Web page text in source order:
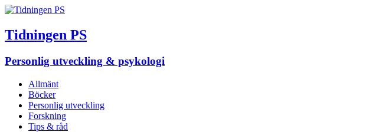
Tidningen PS
Personlig utveckling & psykologi
Allmänt
Böcker
Personlig utveckling
Forskning
Tips & råd